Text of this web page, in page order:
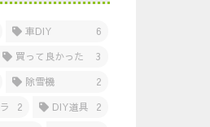
車DIY
6
買って良かった
3
除雪機
2
2 DIY道具
2